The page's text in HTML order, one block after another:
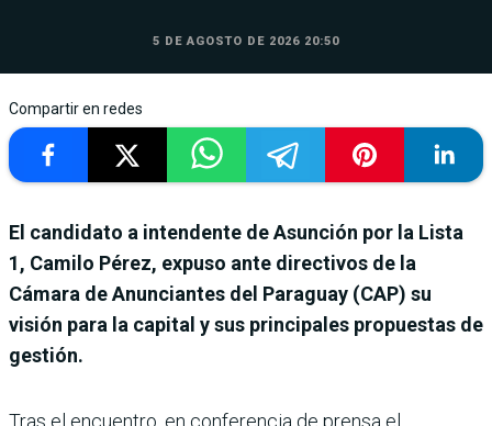
5 DE AGOSTO DE 2026 20:50
Compartir en redes
El candidato a intendente de Asunción por la Lista
1, Camilo Pérez, expuso ante directivos de la
Cámara de Anunciantes del Paraguay (CAP) su
visión para la capital y sus principales propuestas de
gestión.
Tras el encuentro, en conferencia de prensa el